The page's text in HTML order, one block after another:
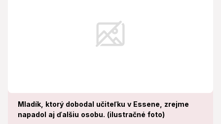
Mladík, ktorý dobodal učiteľku v Essene, zrejme
napadol aj ďalšiu osobu. (ilustračné foto)